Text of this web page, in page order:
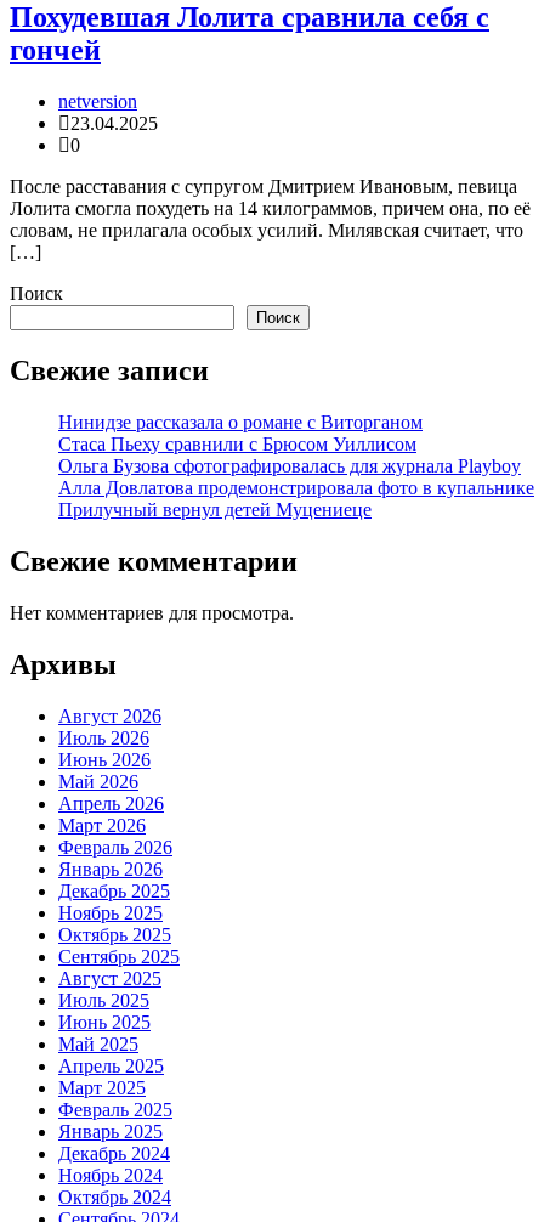
Похудевшая Лолита сравнила себя с
гончей
netversion
23.04.2025
0
После расставания с супругом Дмитрием Ивановым, певица
Лолита смогла похудеть на 14 килограммов, причем она, по её
словам, не прилагала особых усилий. Милявская считает, что
[…]
Поиск
Поиск
Свежие записи
Нинидзе рассказала о романе с Виторганом
Стаса Пьеху сравнили с Брюсом Уиллисом
Ольга Бузова сфотографировалась для журнала Playboy
Алла Довлатова продемонстрировала фото в купальнике
Прилучный вернул детей Муцениеце
Свежие комментарии
Нет комментариев для просмотра.
Архивы
Август 2026
Июль 2026
Июнь 2026
Май 2026
Апрель 2026
Март 2026
Февраль 2026
Январь 2026
Декабрь 2025
Ноябрь 2025
Октябрь 2025
Сентябрь 2025
Август 2025
Июль 2025
Июнь 2025
Май 2025
Апрель 2025
Март 2025
Февраль 2025
Январь 2025
Декабрь 2024
Ноябрь 2024
Октябрь 2024